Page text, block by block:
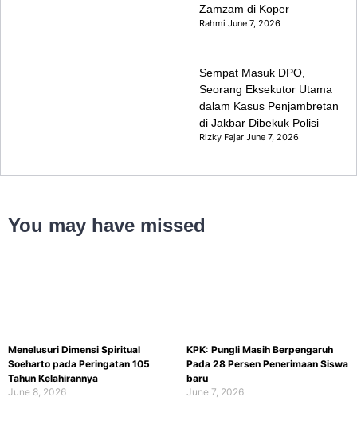
Zamzam di Koper
RahmiJune 7, 2026
Sempat Masuk DPO,
Seorang Eksekutor Utama
dalam Kasus Penjambretan
di Jakbar Dibekuk Polisi
Rizky FajarJune 7, 2026
You may have missed
Menelusuri Dimensi Spiritual
Soeharto pada Peringatan 105
Tahun Kelahirannya
June 8, 2026
KPK: Pungli Masih Berpengaruh
Pada 28 Persen Penerimaan Siswa
baru
June 7, 2026